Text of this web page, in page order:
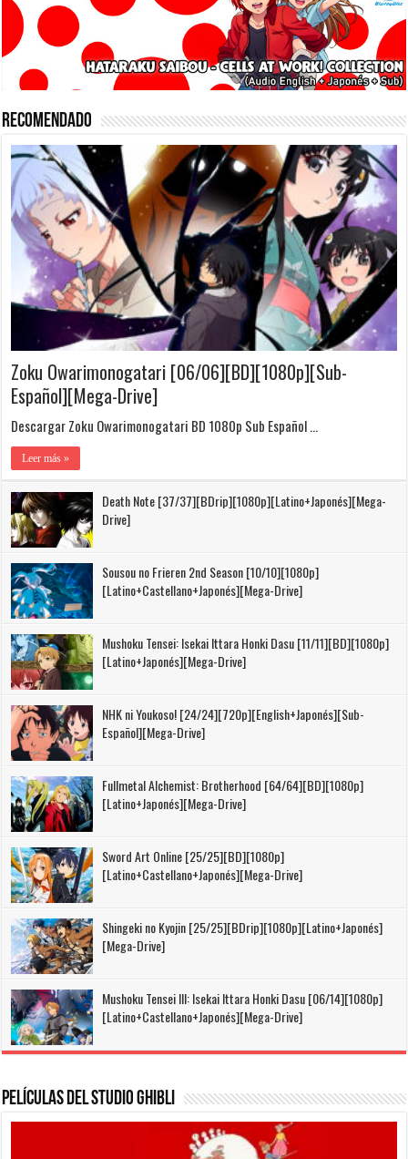
Recomendado
Zoku Owarimonogatari [06/06][BD][1080p][Sub-
Español][Mega-Drive]
Descargar Zoku Owarimonogatari BD 1080p Sub Español …
Leer más »
Death Note [37/37][BDrip][1080p][Latino+Japonés][Mega-
Drive]
Sousou no Frieren 2nd Season [10/10][1080p]
[Latino+Castellano+Japonés][Mega-Drive]
Mushoku Tensei: Isekai Ittara Honki Dasu [11/11][BD][1080p]
[Latino+Japonés][Mega-Drive]
NHK ni Youkoso! [24/24][720p][English+Japonés][Sub-
Español][Mega-Drive]
Fullmetal Alchemist: Brotherhood [64/64][BD][1080p]
[Latino+Japonés][Mega-Drive]
Sword Art Online [25/25][BD][1080p]
[Latino+Castellano+Japonés][Mega-Drive]
Shingeki no Kyojin [25/25][BDrip][1080p][Latino+Japonés]
[Mega-Drive]
Mushoku Tensei III: Isekai Ittara Honki Dasu [06/14][1080p]
[Latino+Castellano+Japonés][Mega-Drive]
Películas del Studio Ghibli